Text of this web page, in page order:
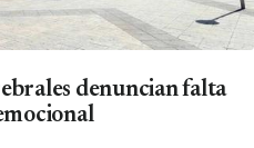
denuncian falta